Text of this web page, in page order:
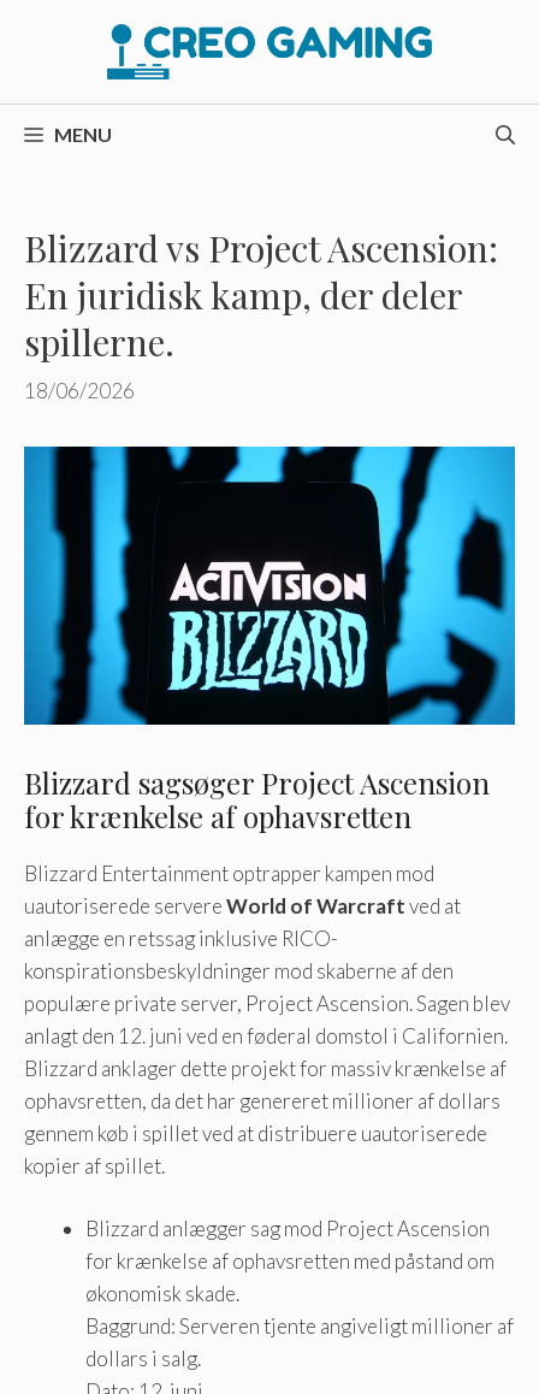
MENU
Blizzard vs Project Ascension:
En juridisk kamp, ​​der deler
spillerne.
18/06/2026
Blizzard sagsøger Project Ascension
for krænkelse af ophavsretten
Blizzard Entertainment optrapper kampen mod
uautoriserede servereWorld of Warcraftved at
anlægge en retssag inklusive RICO-
konspirationsbeskyldninger mod skaberne af den
populære private server, Project Ascension. Sagen blev
anlagt den 12. juni ved en føderal domstol i Californien.
Blizzard anklager dette projekt for massiv krænkelse af
ophavsretten, da det har genereret millioner af dollars
gennem køb i spillet ved at distribuere uautoriserede
kopier af spillet.
Blizzard anlægger sag mod Project Ascension
for krænkelse af ophavsretten med påstand om
økonomisk skade.
Baggrund: Serveren tjente angiveligt millioner af
dollars i salg.